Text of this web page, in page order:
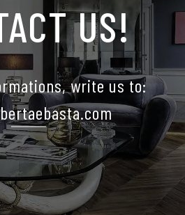
US!
write us to: